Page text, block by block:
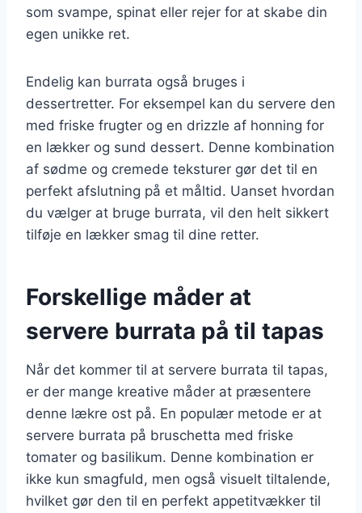
som svampe, spinat eller rejer for at skabe din
egen unikke ret.
Endelig kan burrata også bruges i
dessertretter. For eksempel kan du servere den
med friske frugter og en drizzle af honning for
en lækker og sund dessert. Denne kombination
af sødme og cremede teksturer gør det til en
perfekt afslutning på et måltid. Uanset hvordan
du vælger at bruge burrata, vil den helt sikkert
tilføje en lækker smag til dine retter.
Forskellige måder at
servere burrata på til tapas
Når det kommer til at servere burrata til tapas,
er der mange kreative måder at præsentere
denne lækre ost på. En populær metode er at
servere burrata på bruschetta med friske
tomater og basilikum. Denne kombination er
ikke kun smagfuld, men også visuelt tiltalende,
hvilket gør den til en perfekt appetitvækker til